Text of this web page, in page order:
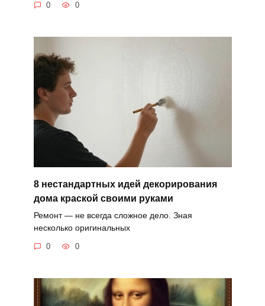
0 0
8 нестандартных идей декорирования
дома краской своими руками
Ремонт — не всегда сложное дело. Зная
несколько оригинальных
0 0